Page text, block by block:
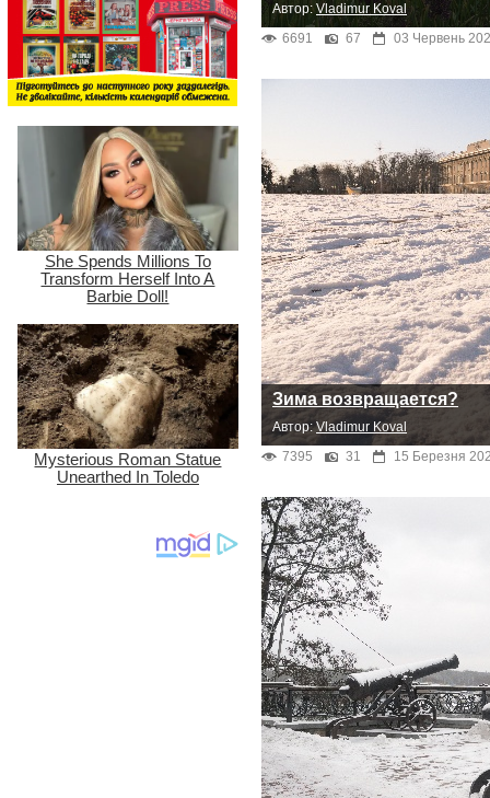
Автор: Vladimur Koval
6691
67 03 Червень
Зима возвращается?
Автор:Vladimur Koval
7395
31 15 Березня